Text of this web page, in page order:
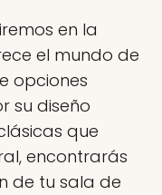
en la
el mundo de
opciones
su diseño
que
encontrarás
de tu sala de